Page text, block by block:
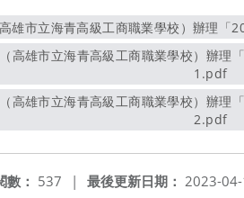
雄市立海青高級工商職業學校）辦理
另開
1.pdf另
2.pdf另
最後更新日期： 2023-04-
數： 537 |